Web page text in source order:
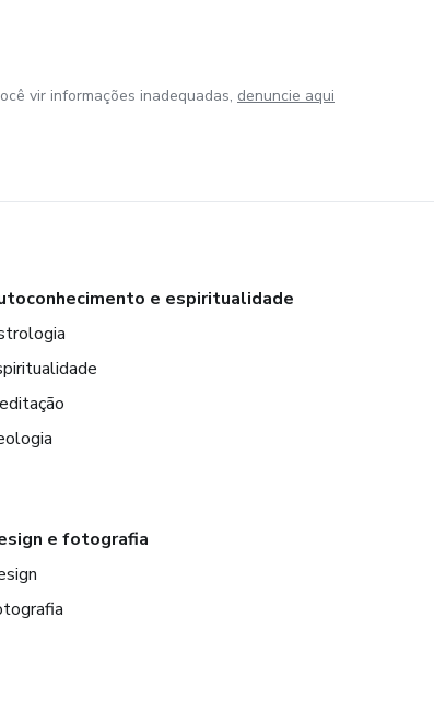
vir informações inadequadas, denuncie aqui
e espiritualidade
e fotografia